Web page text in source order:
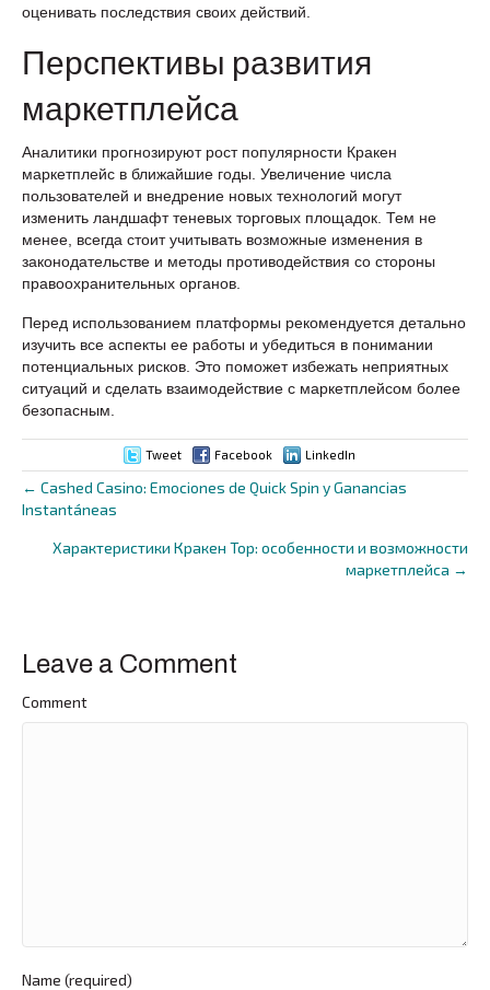
оценивать последствия своих действий.
Перспективы развития
маркетплейса
Аналитики прогнозируют рост популярности Кракен
маркетплейс в ближайшие годы. Увеличение числа
пользователей и внедрение новых технологий могут
изменить ландшафт теневых торговых площадок. Тем не
менее, всегда стоит учитывать возможные изменения в
законодательстве и методы противодействия со стороны
правоохранительных органов.
Перед использованием платформы рекомендуется детально
изучить все аспекты ее работы и убедиться в понимании
потенциальных рисков. Это поможет избежать неприятных
ситуаций и сделать взаимодействие с маркетплейсом более
безопасным.
Tweet Facebook LinkedIn
Posts
navigation
← Cashed Casino: Emociones de Quick Spin y Ganancias
Instantáneas
Характеристики Кракен Тор: особенности и возможности
маркетплейса →
Leave a Comment
Comment
Name (required)